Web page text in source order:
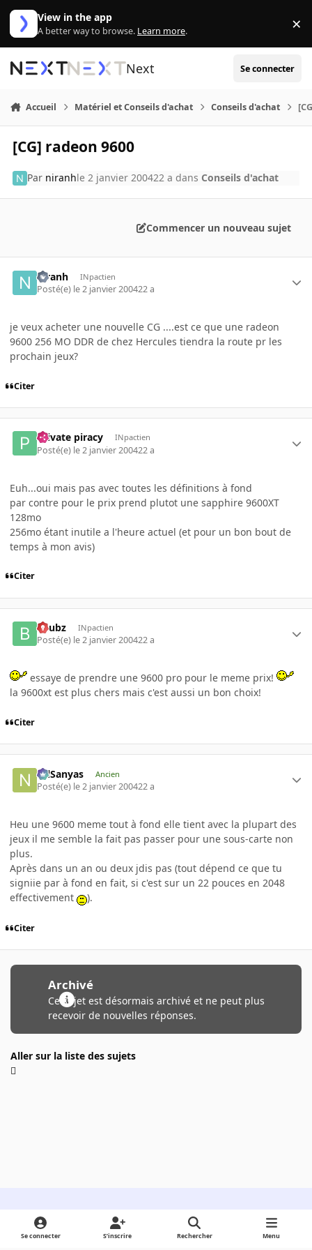
Aller au contenu
View in the app
A better way to browse. Learn more. ×
Next Se connecter
Accueil Matériel et Conseils d'achat Conseils d'achat
[CG] radeon 9600
Par niranhle 2 janvier 200422 a dans Conseils d'achat
Commencer un nouveau sujet
niranh INpactien
Posté(e) le 2 janvier 200422 a
je veux acheter une nouvelle CG ....est ce que une radeon
9600 256 MO DDR de chez Hercules tiendra la route pr les
prochain jeux?
Citer
Private piracy INpactien
Posté(e) le 2 janvier 200422 a
Euh...oui mais pas avec toutes les définitions à fond
par contre pour le prix prend plutot une sapphire 9600XT
128mo
256mo étant inutile a l'heure actuel (et pour un bon bout de
temps à mon avis)
Citer
beubz INpactien
Posté(e) le 2 janvier 200422 a
essaye de prendre une 9600 pro pour le meme prix!
la 9600xt est plus chers mais c'est aussi un bon choix!
Citer
NilSanyas Ancien
Posté(e) le 2 janvier 200422 a
Heu une 9600 meme tout à fond elle tient avec la plupart des
jeux il me semble la fait pas passer pour une sous-carte non
plus.
Après dans un an ou deux jdis pas (tout dépend ce que tu
signiie par à fond en fait, si c'est sur un 22 pouces en 2048
effectivement
).
Citer
Archivé
Ce sujet est désormais archivé et ne peut plus
recevoir de nouvelles réponses.
Aller sur la liste des sujets
Light ModeDark ModeSystem Preference
Se connecter S’inscrire Rechercher Menu